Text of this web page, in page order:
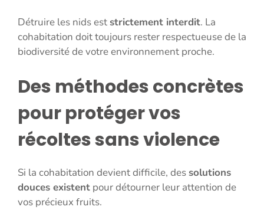
Détruire les nids eststrictement interdit. La
cohabitation doit toujours rester respectueuse de la
biodiversité de votre environnement proche.
Des méthodes concrètes
pour protéger vos
récoltes sans violence
Si la cohabitation devient difficile, dessolutions
douces existent pour détourner leur attention de
vos précieux fruits.